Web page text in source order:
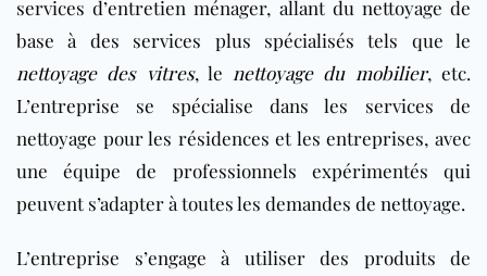
services d’entretien ménager, allant du nettoyage de
base à des services plus spécialisés tels que le
nettoyage des vitres, le nettoyage du mobilier, etc.
L’entreprise se spécialise dans les services de
nettoyage pour les résidences et les entreprises, avec
une équipe de professionnels expérimentés qui
peuvent s’adapter à toutes les demandes de nettoyage.
L’entreprise s’engage à utiliser des produits de